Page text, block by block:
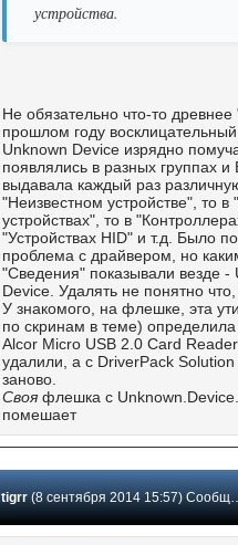
устройства.
Не обязательно что-то древнее
прошлом году
Unknown Device изрядно
появлялись в разных группах и
выдавала каждый раз
"Неизвестном устройстве", то в
устройствах", то в
"Устройствах HID" и т.д. Было
проблема с драйвером, но
"Сведения" показывали везде -
Device. Удалять не понятно что,
У знакомого, на флешке, эта
по скринам в теме)
Alcor Micro USB 2.0 Card
удалили, а с DriverPack Solution
заново.
Своя флешка с
помешает
tigrr(8 сентября 2014 15:57) Сообщение #20